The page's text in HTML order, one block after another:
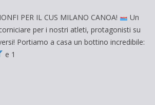
PER IL CUS MILANO CANOA!
Un
per i nostri atleti, protagonisti su
Portiamo a casa un bottino incredibile:
e 1